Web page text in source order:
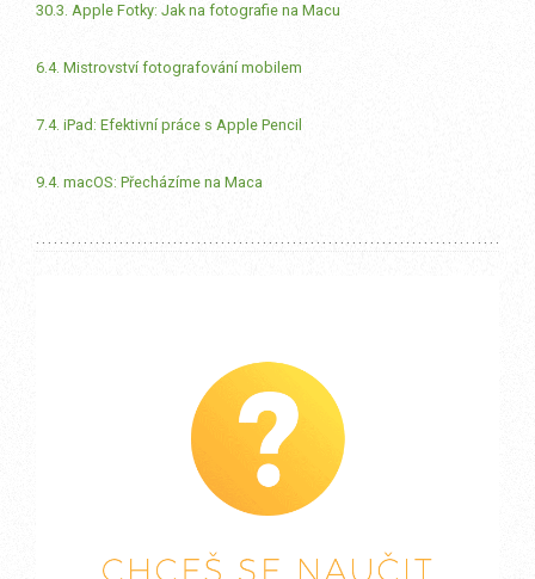
30.3. Apple Fotky: Jak na fotografie na Macu
6.4. Mistrovství fotografování mobilem
7.4. iPad: Efektivní práce s Apple Pencil
9.4. macOS: Přecházíme na Maca